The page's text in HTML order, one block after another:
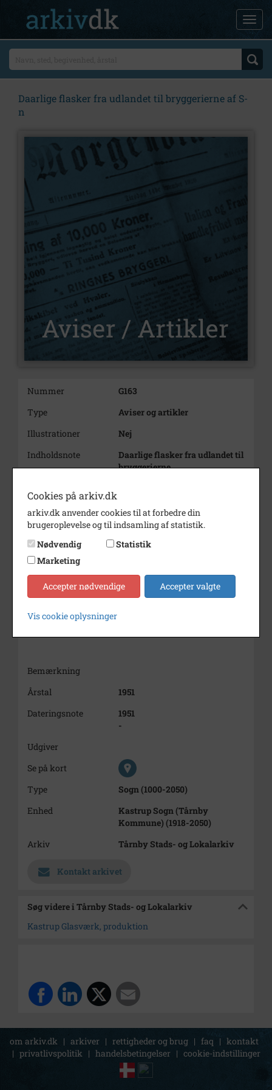
Daarlige flasker fra udlandet til bryggerierne af S-
n
Nummer
G163
Type
Aviser og artikler
Illustrationer
Nej
Indholdsnote
Daarlige flasker fra udlandet til
bryggerierne
Bemærkning
Årstal
1951
Dateringsnote
1951
-
Udgiver
Se på kort
Type
Sogn (1000-2050)
Enhed
Kastrup Sogn (Tårnby
Kommune) (1918-2050)
Arkiv
Tårnby Stads- og Lokalarkiv
Kontakt arkivet
Søg videre i Tårnby Stads- og Lokalarkiv
Kastrup Glasværk, produktion
om arkiv.dk | arkiver | rettigheder og brug | faq | kontakt
| privatlivspolitik | handelsbetingelser | cookie-indstillinger
Cookies på arkiv.dk
arkiv.dk anvender cookies til at forbedre din
brugeroplevelse og til indsamling af statistik.
Nødvendig
Statistik
Marketing
Accepter nødvendige Accepter valgte
Vis cookie oplysninger